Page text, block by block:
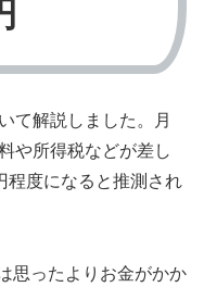
て解説しました。月
や所得税などが差し
程度になると推測され
思ったよりお金がかか